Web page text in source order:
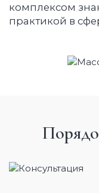
комплексом
практикой в